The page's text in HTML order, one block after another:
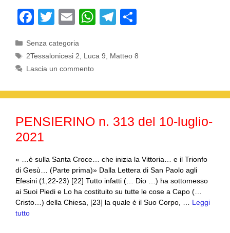
F
c
e
o
o
k
T
tt
er
E
ail
W
at
p
p
T
e
m
n
di
Categorie
Senza categoria
Tag
2Tessalonicesi 2, Luca 9, Matteo 8
Lascia un commento
PENSIERINO n. 313 del 10-luglio-
2021
« …è sulla Santa Croce… che inizia la Vittoria… e il Trionfo
di Gesù… (Parte prima)» Dalla Lettera di San Paolo agli
Efesini (1,22-23) [22] Tutto infatti (… Dio …) ha sottomesso
ai Suoi Piedi e Lo ha costituito su tutte le cose a Capo (…
Cristo…) della Chiesa, [23] la quale è il Suo Corpo, … Leggi
tutto